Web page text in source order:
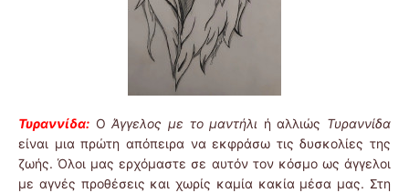
Τυραννίδα: ΟΆγγελος με το μαντήλι ή αλλιώς Τυραννίδα
είναι μια πρώτη απόπειρα να εκφράσω τις δυσκολίες της
ζωής. Όλοι μας ερχόμαστε σε αυτόν τον κόσμο ως άγγελοι
με αγνές προθέσεις και χωρίς καμία κακία μέσα μας. Στη